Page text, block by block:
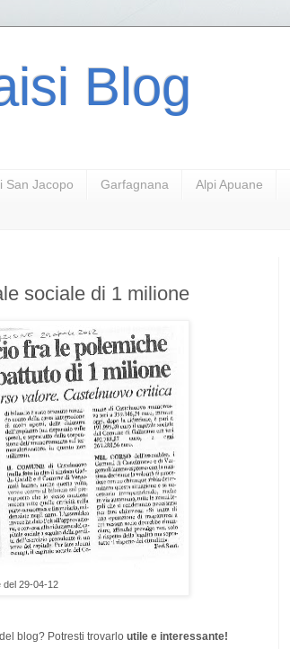
Blog
San Jacopo Garfagnana Alpi Apuane
sociale di 1 milione
del 29-04-12
del blog? Potresti trovarlo utile e interessante!